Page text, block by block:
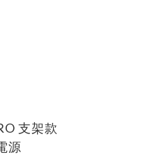
支架款
源